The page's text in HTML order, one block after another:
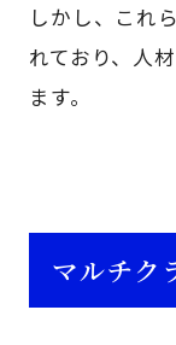
しかし、これ
れており、人
ます。
マルチク